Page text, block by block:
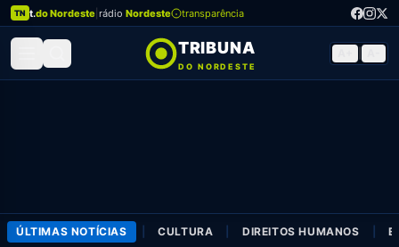
TN t.do Nordeste rádio Nordeste transparência
TRIBUNA
DO NORDESTE
ÚLTIMAS NOTÍCIAS CULTURA DIREITOS HUMANOS